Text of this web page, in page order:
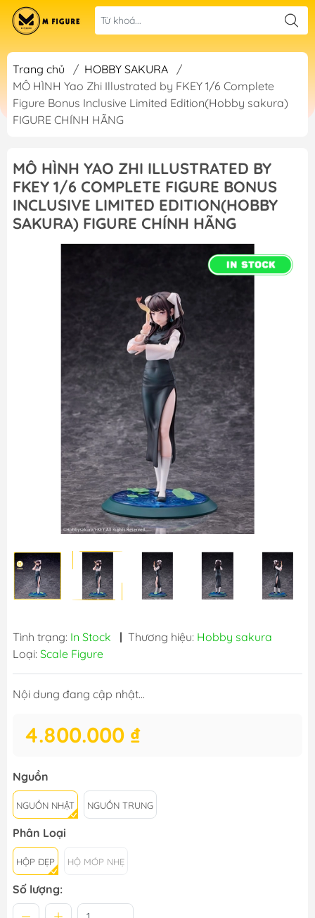
Trang chủ / HOBBY SAKURA
/
MÔ HÌNH Yao Zhi Illustrated by FKEY 1/6 Complete
Figure Bonus Inclusive Limited Edition(Hobby sakura)
FIGURE CHÍNH HÃNG
MÔ HÌNH YAO ZHI ILLUSTRATED BY
FKEY 1/6 COMPLETE FIGURE BONUS
INCLUSIVE LIMITED EDITION(HOBBY
SAKURA) FIGURE CHÍNH HÃNG
Tình trạng: In Stock | Thương hiệu: Hobby sakura
Loại: Scale Figure
Nội dung đang cập nhật...
4.800.000 ₫
Nguồn
NGUỒN NHẬT NGUỒN TRUNG
Phân Loại
HỘP ĐẸP HỘ MÓP NHẸ
Số lượng: